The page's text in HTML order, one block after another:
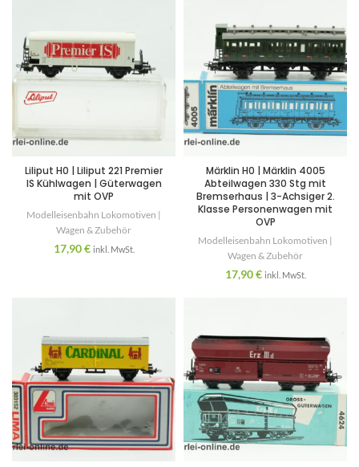
Liliput H0 | Liliput 221 Premier
IS Kühlwagen | Güterwagen
mit OVP
Modelleisenbahn Lokomotiven |
Wagen & Zubehör
17,90€ inkl. MwSt.
Märklin H0 | Märklin 4005
Abteilwagen 330 Stg mit
Bremserhaus | 3-Achsiger 2.
Klasse Personenwagen mit
OVP
Modelleisenbahn Lokomotiven |
Wagen & Zubehör
17,90€ inkl. MwSt.